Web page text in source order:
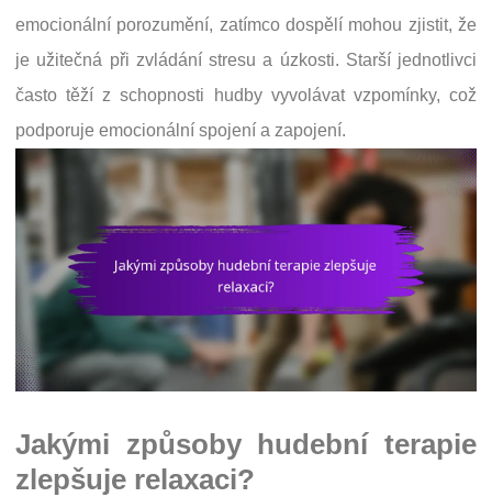
emocionální porozumění, zatímco dospělí mohou zjistit, že
je užitečná při zvládání stresu a úzkosti. Starší jednotlivci
často těží z schopnosti hudby vyvolávat vzpomínky, což
podporuje emocionální spojení a zapojení.
Jakými způsoby hudební terapie
zlepšuje relaxaci?